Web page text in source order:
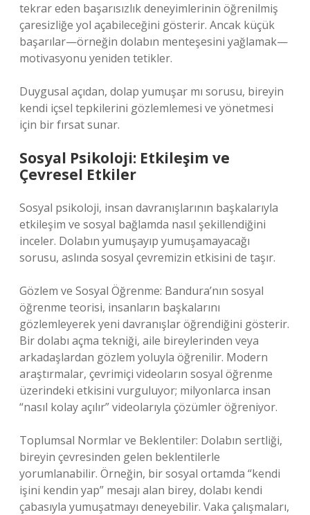
tekrar eden başarısızlık deneyimlerinin öğrenilmiş
çaresizliğe yol açabileceğini gösterir. Ancak küçük
başarılar—örneğin dolabın menteşesini yağlamak—
motivasyonu yeniden tetikler.
Duygusal açıdan, dolap yumuşar mı sorusu, bireyin
kendi içsel tepkilerini gözlemlemesi ve yönetmesi
için bir fırsat sunar.
Sosyal Psikoloji: Etkileşim ve
Çevresel Etkiler
Sosyal psikoloji, insan davranışlarının başkalarıyla
etkileşim ve sosyal bağlamda nasıl şekillendiğini
inceler. Dolabın yumuşayıp yumuşamayacağı
sorusu, aslında sosyal çevremizin etkisini de taşır.
Gözlem ve Sosyal Öğrenme: Bandura’nın sosyal
öğrenme teorisi, insanların başkalarını
gözlemleyerek yeni davranışlar öğrendiğini gösterir.
Bir dolabı açma tekniği, aile bireylerinden veya
arkadaşlardan gözlem yoluyla öğrenilir. Modern
araştırmalar, çevrimiçi videoların sosyal öğrenme
üzerindeki etkisini vurguluyor; milyonlarca insan
“nasıl kolay açılır” videolarıyla çözümler öğreniyor.
Toplumsal Normlar ve Beklentiler: Dolabın sertliği,
bireyin çevresinden gelen beklentilerle
yorumlanabilir. Örneğin, bir sosyal ortamda “kendi
işini kendin yap” mesajı alan birey, dolabı kendi
çabasıyla yumuşatmayı deneyebilir. Vaka çalışmaları,